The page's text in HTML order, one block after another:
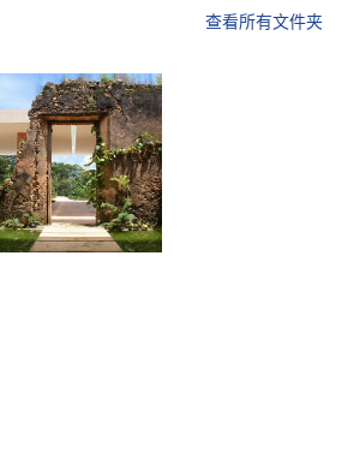
查看所有文件夹